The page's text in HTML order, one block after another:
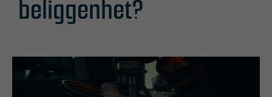
beliggenhet?